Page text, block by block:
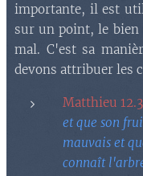
importante, il est
sur un point, le bien
mal. C'est sa
devons attribuer les
Matthieu
et que son
mauvais et
connaît